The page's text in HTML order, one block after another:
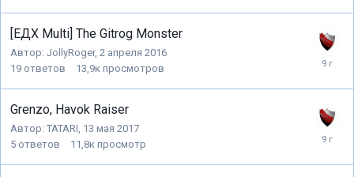
[ЕДХ Multi] The Gitrog Monster
Автор: JollyRoger, 2 апреля 2016
19 ответов 13,9к просмотров
Grenzo, Havok Raiser
Автор: TATARI, 13 мая 2017
5 ответов 11,8к просмотр